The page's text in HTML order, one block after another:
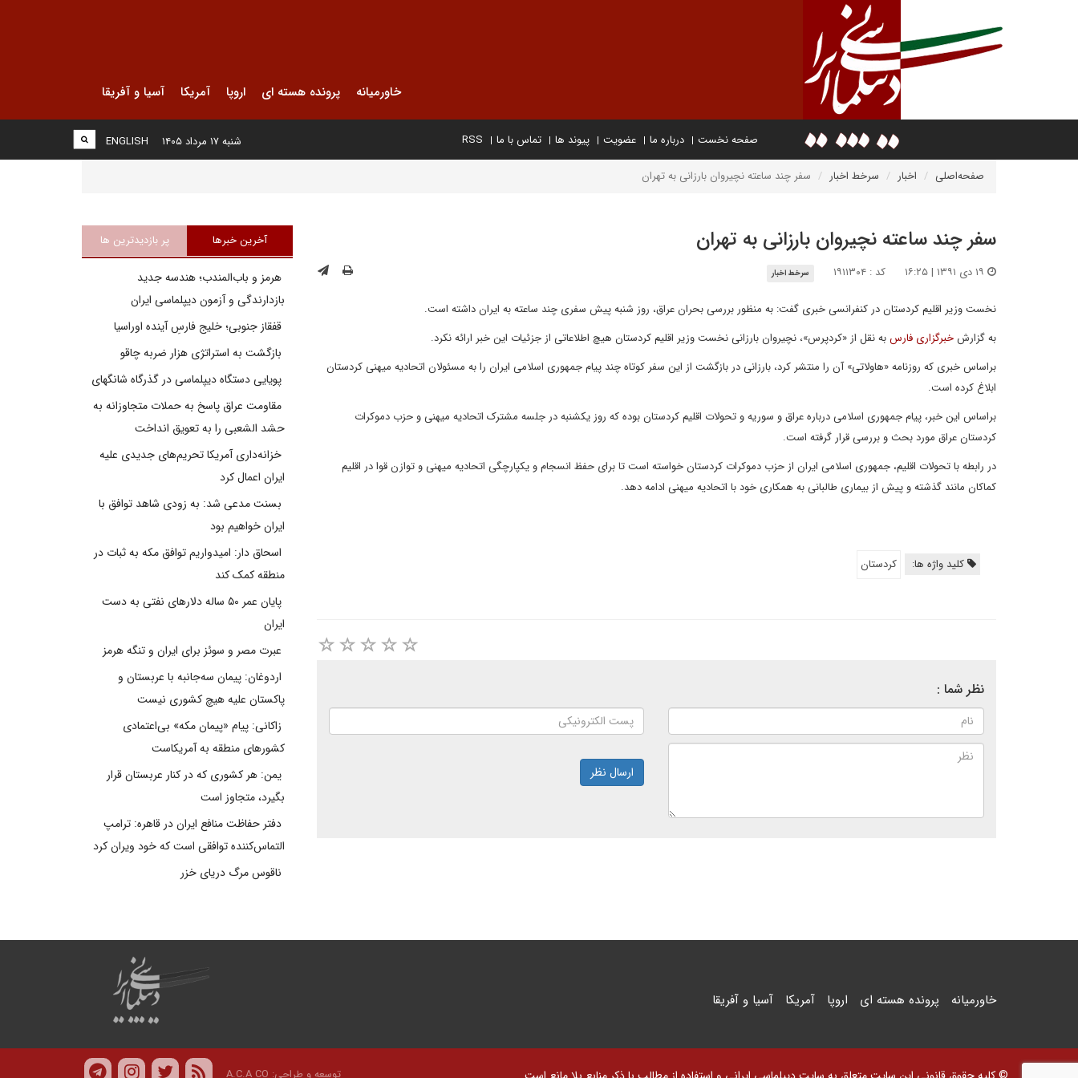
خاورمیانه پرونده هسته ای اروپا آمریکا آسیا و آفریقا
صفحه نخست درباره ما عضویت پیوند ها تماس با ما RSS
ENGLISH شنبه ۱۷ مرداد ۱۴۰۵
صفحه‌اصلی اخبار سرخط اخبار سفر چند ساعته نچیروان بارزانی به تهران
سفر چند ساعته نچیروان بارزانی به تهران
کد : ۱۹۱۱۳۰۴ سرخط اخبار
نخست وزیر اقلیم کردستان در کنفرانسی خبری گفت: به منظور بررسی بحران عراق، روز شنبه پیش سفری چند ساعته به ایران داشته است.
به گزارشخبرگزاری فارسبه نقل از «کردپرس»، نچیروان بارزانی نخست وزیر اقلیم کردستان هیچ اطلاعاتی از جزئیات این خبر ارائه نکرد.
براساس خبری که روزنامه «هاولاتی» آن را منتشر کرد، بارزانی در بازگشت از این سفر کوتاه چند پیام جمهوری اسلامی ایران را به مسئولان اتحادیه میهنی کردستان
ابلاغ کرده است.
براساس این خبر، پیام جمهوری اسلامی درباره عراق و سوریه و تحولات اقلیم کردستان بوده که روز یکشنبه در جلسه مشترک اتحادیه میهنی و حزب دموکرات
کردستان عراق مورد بحث و بررسی قرار گرفته است.
در رابطه با تحولات اقلیم، جمهوری اسلامی ایران از حزب دموکرات کردستان خواسته است تا برای حفظ انسجام و یکپارچگی اتحادیه میهنی و توازن قوا در اقلیم
کماکان مانند گذشته و پیش از بیماری طالبانی به همکاری خود با اتحادیه میهنی ادامه دهد.
کلید واژه ها: کردستان
نظر شما :
ارسال نظر
آخرین خبرها پر بازدیدترین ها
هرمز و باب‌المندب؛ هندسه جدید
بازدارندگی و آزمون دیپلماسی ایران
قفقاز جنوبی؛ خلیج فارسِ آینده اوراسیا
بازگشت به استراتژی هزار ضربه چاقو
پویایی دستگاه دیپلماسی در گذرگاه شانگهای
مقاومت عراق پاسخ به حملات متجاوزانه به
حشد الشعبی را به تعویق انداخت
خزانه‌داری آمریکا تحریم‌های جدیدی علیه
ایران اعمال کرد
بسنت مدعی شد: به زودی شاهد توافق با
ایران خواهیم بود
اسحاق دار: امیدواریم توافق مکه به ثبات در
منطقه کمک کند
پایان عمر ۵۰ ساله دلارهای نفتی به دست
ایران
عبرت مصر و سوئز برای ایران و تنگه هرمز
اردوغان: پیمان سه‌جانبه با عربستان و
پاکستان علیه هیچ کشوری نیست
زاکانی: پیام «پیمان مکه» بی‌اعتمادی
کشورهای منطقه به آمریکاست
یمن: هر کشوری که در کنار عربستان قرار
بگیرد، متجاوز است
دفتر حفاظت منافع ایران در قاهره: ترامپ
التماس‌کننده توافقی است که خود ویران کرد
ناقوس مرگ دریای خزر
خاورمیانه پرونده هسته ای اروپا آمریکا آسیا و آفریقا